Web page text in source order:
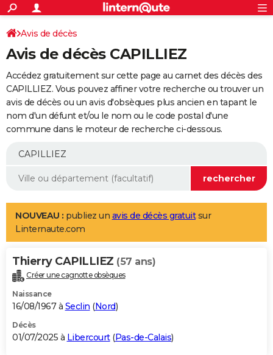
ACTUALITÉS
Politique
Société
Faits Divers
Education
Monde
Villes
+
SPORT
Coupe du monde 2026
Football
Tennis
Cyclisme
Rugby
Forum
Programme TV
TNT
Streaming
Cinéma
Sorties cinéma
Musique
+
FINANCE
Retraite
Epargne
Immobilier
Risques naturels par ville
Banque
Assurance
AUTO
Essais
Réserver un essai
Citadines
Berlines
SUV
Forum auto
+
Mobiles
Meilleur smartphone
Internet
Ordinateurs
Jeux vidéo
Guide high-tech
Aménagement intérieur
LIFESTYLE
Art de vivre
Bien-être
Loisirs
Mode
Modes de vie
Alimentation
Guide de la santé
Maladies
Médicaments
Sommeil
VOYAGE
Destinations
City break
Voyage nature
Voyage de noces
Forum
Climat
+PHOTO
GUIDES D'ACHAT
BONS PLANS
Avis de décès
Avis de décès CAPILLIEZ
Accédez gratuitement sur cette page au carnet des décès des
CAPILLIEZ. Vous pouvez affiner votre recherche ou trouver un
avis de décès ou un avis d'obsèques plus ancien en tapant le
nom d'un défunt et/ou le nom ou le code postal d'une
commune dans le moteur de recherche ci-dessous.
NOUVEAU : publiez un avis de décès gratuitsur
Linternaute.com
Thierry CAPILLIEZ (57 ans)
Créer une cagnotte obsèques
Naissance
16/08/1967 à Seclin (Nord)
Décès
01/07/2025 à Libercourt(Pas-de-Calais)